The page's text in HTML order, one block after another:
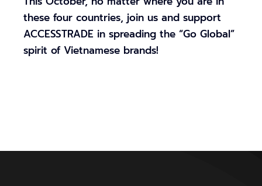
these four countries, join us and support
ACCESSTRADE in spreading the “Go Global”
spirit of Vietnamese brands!